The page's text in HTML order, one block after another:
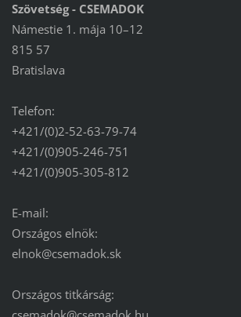
Szövetség - CSEMADOK
Námestie 1. mája 10–12
815 57
Bratislava
Telefon:
+421/(0)2-52-63-79-74
+421/(0)905-246-751
+421/(0)905-305-812
E-mail:
Országos elnök:
elnok@csemadok.sk
Országos titkárság: